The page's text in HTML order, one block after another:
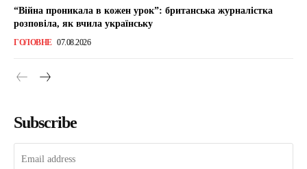
“Війна проникала в кожен урок”: британська журналістка
розповіла, як вчила українську
ГОЛОВНЕ 07.08.2026
Subscribe